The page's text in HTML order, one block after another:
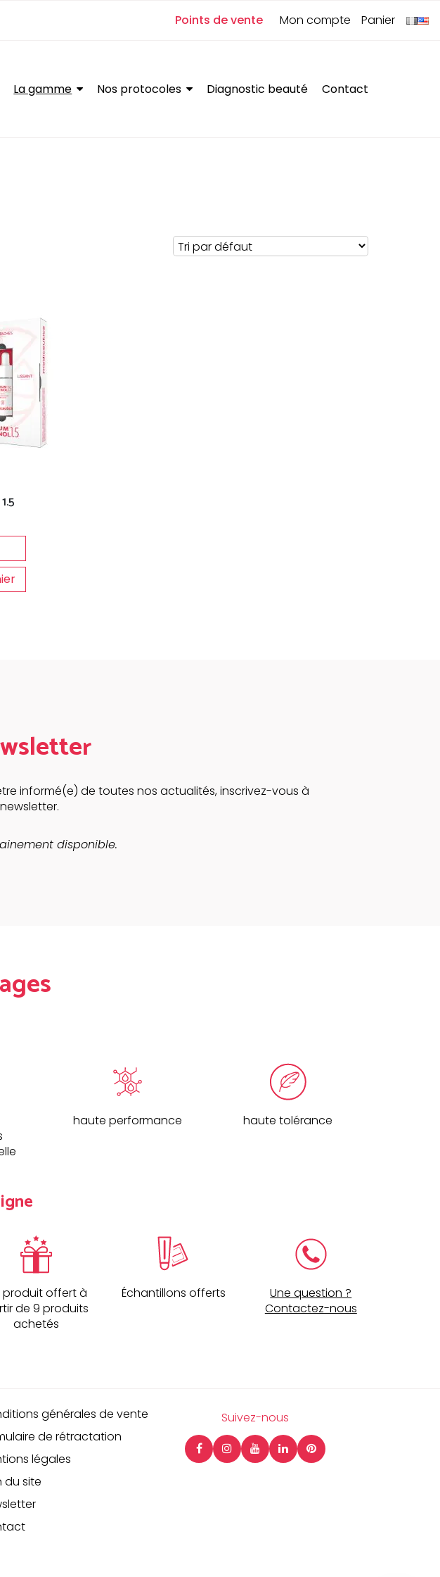
Points de vente Mon compte Panier 0
La gamme Nos protocoles Diagnostic beauté Contact
informé(e) de toutes nos actualités, inscrivez-vous à
disponible.
haute performance haute tolérance
produit offert à
de 9 produits
achetés
Échantillons offerts
Une question ?
Contactez-nous
générales de vente
de rétractation
légales
du site
Suivez-nous
FacebookInstagram
YoutubeLinkeInPinterest